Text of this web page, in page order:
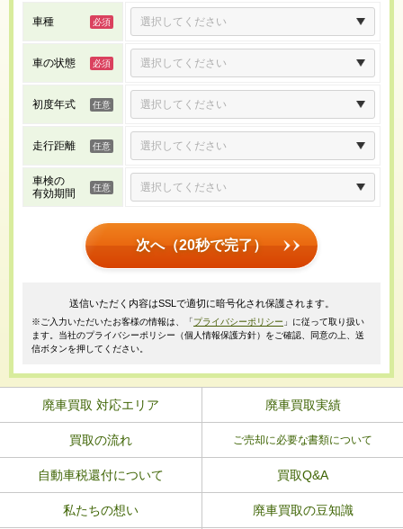
車種
車の状態
初度年式
走行距離
車検の
有効期間
次へ（20秒で完了）
送信いただく内容はSSLで適切に暗号化され保護されます。
※ご入力いただいたお客様の情報は、「 プライバシーポリシー 」に従って取り扱い
ます。当社のプライバシーポリシー（個人情報保護方針）をご確認、同意の上、送
信ボタンを押してください。
廃車買取 対応エリア 廃車買取実績
買取の流れ ご売却に必要な書類について
自動車税還付について 買取Q&A
私たちの想い 廃車買取の豆知識